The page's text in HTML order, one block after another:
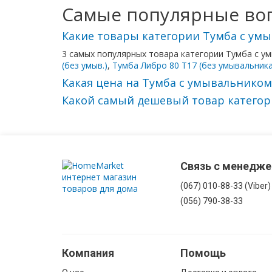
бельевой
Комоды
в
ванную
Комплектующие
для
мебели
Самые популярные
Какие товары категории Тумба с
3 самых популярных товара категории Тумба с
(без умыв.), Тумба Либро 80 Т17 (без
Какая цена на Тумба с
Какой самый дешевый товар
Связь с
(067) 010-88-33 (Viber)
(056) 790-38-33
Компания Помощь